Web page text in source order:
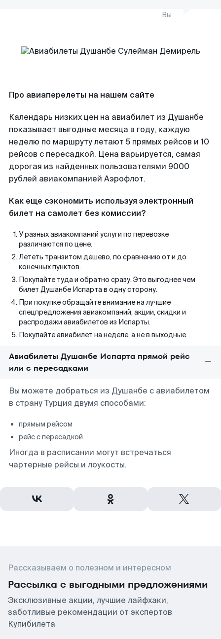
Вы
Про авиаперелеты на нашем сайте
Календарь низких цен на авиабилет из Душанбе
показывает выгодные месяца в году, каждую
неделю по маршруту летают 5 прямых рейсов и 10
рейсов с пересадкой. Цена варьируется, самая
дорогая из найденных пользователями 9000
рублей авиакомпанией Аэрофлот.
Как еще сэкономить используя электронный
билет на самолет без комиссии?
У разных авиакомпаний услуги по перевозке
различаются по цене.
Лететь транзитом дешево, по сравнению от и до
конечных пунктов.
Покупайте туда и обратно сразу. Это выгоднее чем
билет Душанбе Испарта в одну сторону.
При покупке обращайте внимание на лучшие
спецпредложения авиакомпаний, акции, скидки и
распродажи авиабилетов из Испарты.
Покупайте авиабилет на неделе, а не в выходные.
Авиабилеты Душанбе Испарта прямой рейс
или с пересадками
Вы можете добраться из Душанбе с авиабилетом
в страну Турция двумя способами:
прямым рейсом
рейс с пересадкой
Иногда в расписании могут встречаться
чартерные рейсы и лоукосты.
Рассказываем о полезном и интересном
Рассылка с выгодными предложениями
Эксклюзивные акции, лучшие лайфхаки,
заботливые рекомендации от экспертов
Купибилета